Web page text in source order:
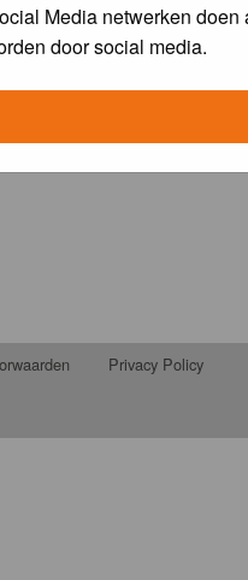
Media netwerken doen
door social media.
Privacy Policy